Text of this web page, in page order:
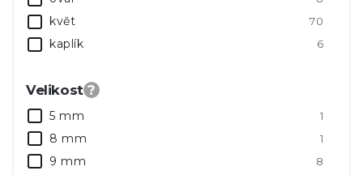
květ 70
kaplík 6
Velikost ?
5 mm 1
8 mm 1
9 mm 8